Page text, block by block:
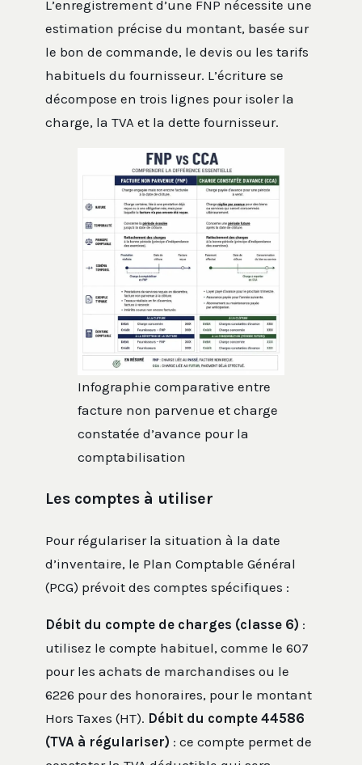
L’enregistrement d’une FNP nécessite une
estimation précise du montant, basée sur
le bon de commande, le devis ou les tarifs
habituels du fournisseur. L’écriture se
décompose en trois lignes pour isoler la
charge, la TVA et la dette fournisseur.
Infographie comparative entre
facture non parvenue et charge
constatée d’avance pour la
comptabilisation
Les comptes à utiliser
Pour régulariser la situation à la date
d’inventaire, le Plan Comptable Général
(PCG) prévoit des comptes spécifiques :
Débit du compte de charges (classe 6) :
utilisez le compte habituel, comme le 607
pour les achats de marchandises ou le
6226 pour des honoraires, pour le montant
Hors Taxes (HT). Débit du compte 44586
(TVA à régulariser) : ce compte permet de